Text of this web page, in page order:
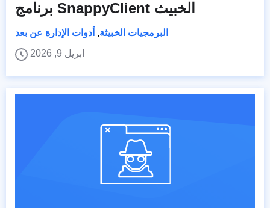
برنامج SnappyClient الخبيث
البرمجيات الخبيثة, أدوات الإدارة عن بعد
ابريل 9, 2026